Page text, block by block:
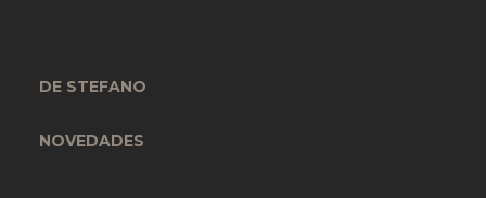
DE STEFANO
NOVEDADES